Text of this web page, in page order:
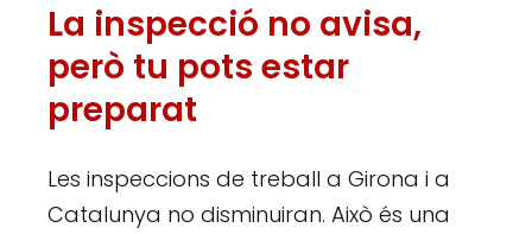
La inspecció no avisa,
però tu pots estar
preparat
Les inspeccions de treball a Girona i a
Catalunya no disminuiran. Això és una